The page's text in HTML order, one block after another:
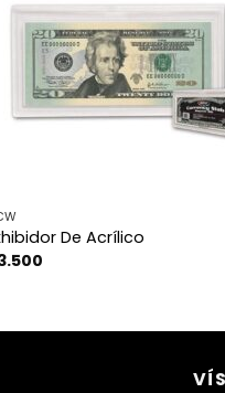
De Acrílico